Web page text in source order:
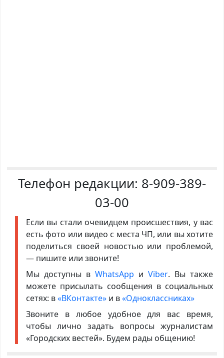
Телефон редакции: 8-909-389-
03-00
Если вы стали очевидцем происшествия, у вас
есть фото или видео с места ЧП, или вы хотите
поделиться своей новостью или проблемой,
— пишите или звоните!
Мы доступны в WhatsApp иViber. Вы также
можете присылать сообщения в социальных
сетях: в«ВКонтакте»и в«Одноклассниках»
Звоните в любое удобное для вас время,
чтобы лично задать вопросы журналистам
«Городских вестей». Будем рады общению!